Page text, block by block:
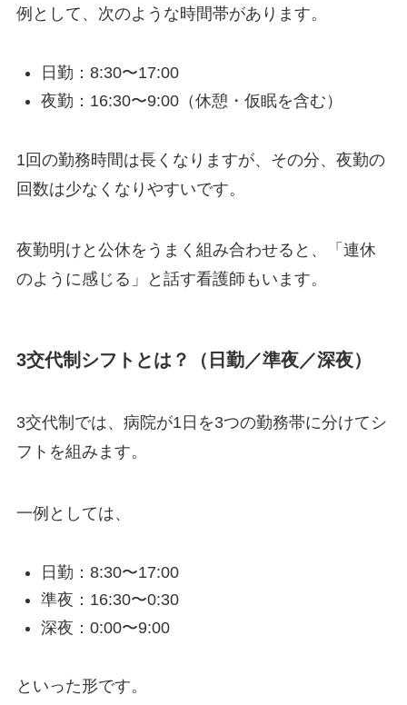
例として、次のような時間帯があります。
日勤：8:30〜17:00
夜勤：16:30〜9:00（休憩・仮眠を含む）
1回の勤務時間は長くなりますが、その分、夜勤の
回数は少なくなりやすいです。
夜勤明けと公休をうまく組み合わせると、「連休
のように感じる」と話す看護師もいます。
3交代制シフトとは？（日勤／準夜／深夜）
3交代制では、病院が1日を3つの勤務帯に分けてシ
フトを組みます。
一例としては、
日勤：8:30〜17:00
準夜：16:30〜0:30
深夜：0:00〜9:00
といった形です。